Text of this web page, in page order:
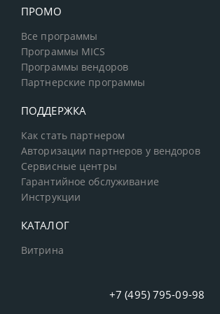
ПРОМО
Все программы
Программы MICS
Программы вендоров
Партнерские программы
ПОДДЕРЖКА
Как стать партнером
Авторизации партнеров у вендоров
Сервисные центры
Гарантийное обслуживание
Инструкции
КАТАЛОГ
Витрина
+7 (495) 795-09-98